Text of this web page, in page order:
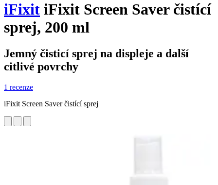
iFixit iFixit Screen Saver čistící
sprej, 200 ml
Jemný čisticí sprej na displeje a další
citlivé povrchy
1 recenze
iFixit Screen Saver čistící sprej